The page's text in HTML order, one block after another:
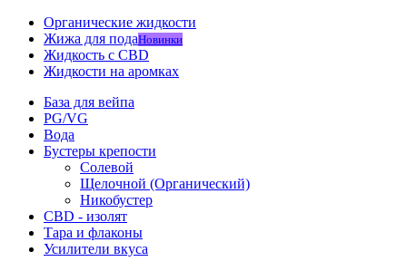
Органические жидкости
Жижа для подаНовинки
Жидкость с CBD
Жидкости на аромках
База для вейпа
PG/VG
Вода
Бустеры крепости
Солевой
Щелочной (Органический)
Никобустер
CBD - изолят
Тара и флаконы
Усилители вкуса